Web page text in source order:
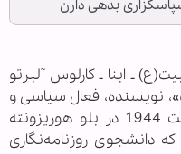
بدهی دارن
ـ ابنا ـ کارلوس آلبرتو
نویسنده، فعال سیاسی و
فیلسوف برزیلی است که 25 آگوست 1944 در بلو هوریزونته
هنگامی که دانشجوی روزنامه‌نگاری